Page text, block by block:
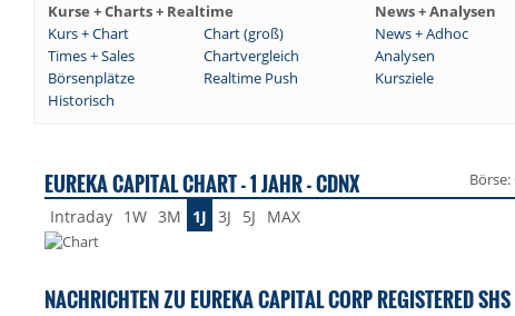
Kurse + Charts + Realtime News + Analysen
Kurs + Chart
Chart (groß) News + Adhoc
Times + Sales
Chartvergleich Analysen
Börsenplätze
Realtime Push Kursziele
Historisch
EUREKA CAPITAL CHART - 1 JAHR - CDNX Börse:
Intraday 1W 3M 1J 3J 5J MAX
NACHRICHTEN ZU EUREKA CAPITAL CORP REGISTERED SHS